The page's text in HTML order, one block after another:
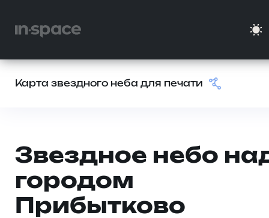
Карта звездного неба для печати
Звездное небо
городом
Прибытково